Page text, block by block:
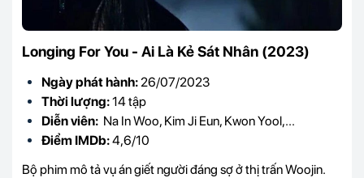
Longing For You - Ai Là Kẻ Sát Nhân (2023)
Ngày phát hành: 26/07/2023
Thời lượng:14 tập
Diễn viên: Na In Woo, Kim Ji Eun, Kwon Yool,...
Điểm IMDb:4,6/10
Bộ phim mô tả vụ án giết người đáng sợ ở thị trấn Woojin.